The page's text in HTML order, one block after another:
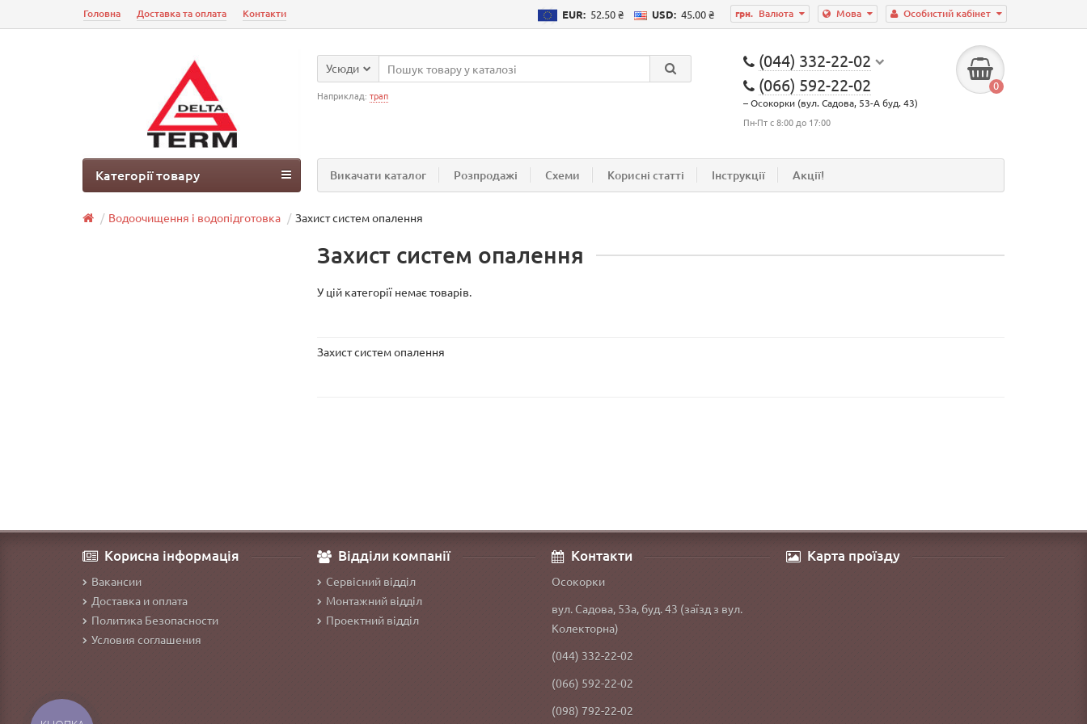
Особистий кабінет
Мова
грн. Валюта
EUR: 52.50 ₴ USD: 45.00 ₴
Головна Доставка та оплата Контакти
(044) 332-22-02
(066) 592-22-02
– Осокорки (вул. Садова, 53-А буд. 43)
Пн-Пт с 8:00 до 17:00
0
Усюди
Наприклад: трап
Викачати каталог Розпродажі Схеми Корисні статті Інструкції Акції!
Категорії товару
Водоочищення і водопідготовка Захист систем опалення
Захист систем опалення
У цій категорії немає товарів.
Захист систем опалення
Корисна інформація
Вакансии
Доставка и оплата
Политика Безопасности
Условия соглашения
Відділи компанії
Сервісний відділ
Монтажний відділ
Проектний відділ
Контакти
Осокорки
вул. Садова, 53а, буд. 43 (заїзд з вул.
Колекторна)
(044) 332-22-02
(066) 592-22-02
(098) 792-22-02
Карта проїзду